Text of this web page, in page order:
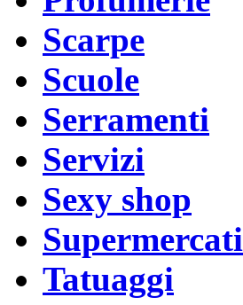
Scarpe
Scuole
Serramenti
Servizi
Sexy shop
Supermercati
Tatuaggi